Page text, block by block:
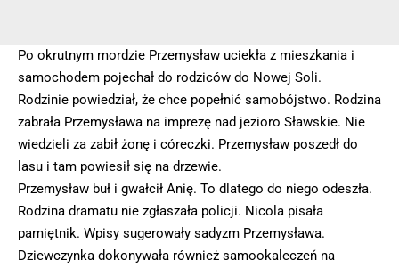
Po okrutnym mordzie Przemysław uciekła z mieszkania i
samochodem pojechał do rodziców do Nowej Soli.
Rodzinie powiedział, że chce popełnić samobójstwo. Rodzina
zabrała Przemysława na imprezę nad jezioro Sławskie. Nie
wiedzieli za zabił żonę i córeczki. Przemysław poszedł do
lasu i tam powiesił się na drzewie.
Przemysław buł i gwałcił Anię. To dlatego do niego odeszła.
Rodzina dramatu nie zgłaszała policji. Nicola pisała
pamiętnik. Wpisy sugerowały sadyzm Przemysława.
Dziewczynka dokonywała również samookaleczeń na